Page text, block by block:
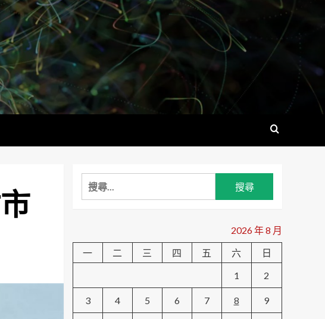
搜
尋
字:
2026 年 8 月
一
二 三 四 五 六
日
1
2
3 4 5 6 7 8 9